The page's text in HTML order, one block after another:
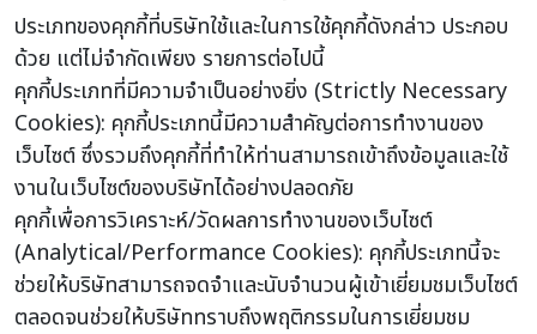
ประเภทของคุกกี้ที่บริษัทใช้และในการใช้คุกกี้ดังกล่าว ประกอบ
ด้วย แต่ไม่จำกัดเพียง รายการต่อไปนี้
คุกกี้ประเภทที่มีความจำเป็นอย่างยิ่ง (Strictly Necessary
Cookies): คุกกี้ประเภทนี้มีความสำคัญต่อการทำงานของ
เว็บไซต์ ซึ่งรวมถึงคุกกี้ที่ทำให้ท่านสามารถเข้าถึงข้อมูลและใช้
งานในเว็บไซต์ของบริษัทได้อย่างปลอดภัย
คุกกี้เพื่อการวิเคราะห์/วัดผลการทำงานของเว็บไซต์
(Analytical/Performance Cookies): คุกกี้ประเภทนี้จะ
ช่วยให้บริษัทสามารถจดจำและนับจำนวนผู้เข้าเยี่ยมชมเว็บไซต์
ตลอดจนช่วยให้บริษัททราบถึงพฤติกรรมในการเยี่ยมชม